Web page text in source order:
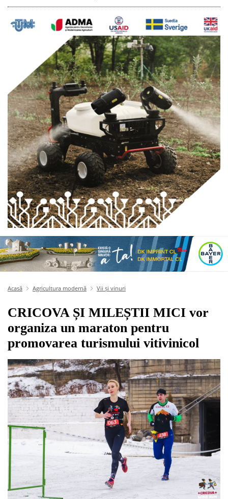
Acasă Agricultura modernă Vii și vinuri
CRICOVA ȘI MILEȘTII MICI vor
organiza un maraton pentru
promovarea turismului vitivinicol